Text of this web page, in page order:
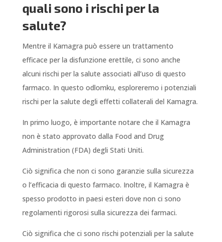
quali sono i rischi per la
salute?
Mentre il Kamagra può essere un trattamento
efficace per la disfunzione erettile, ci sono anche
alcuni rischi per la salute associati all’uso di questo
farmaco. In questo odlomku, esploreremo i potenziali
rischi per la salute degli effetti collaterali del Kamagra.
In primo luogo, è importante notare che il Kamagra
non è stato approvato dalla Food and Drug
Administration (FDA) degli Stati Uniti.
Ciò significa che non ci sono garanzie sulla sicurezza
o l’efficacia di questo farmaco. Inoltre, il Kamagra è
spesso prodotto in paesi esteri dove non ci sono
regolamenti rigorosi sulla sicurezza dei farmaci.
Ciò significa che ci sono rischi potenziali per la salute